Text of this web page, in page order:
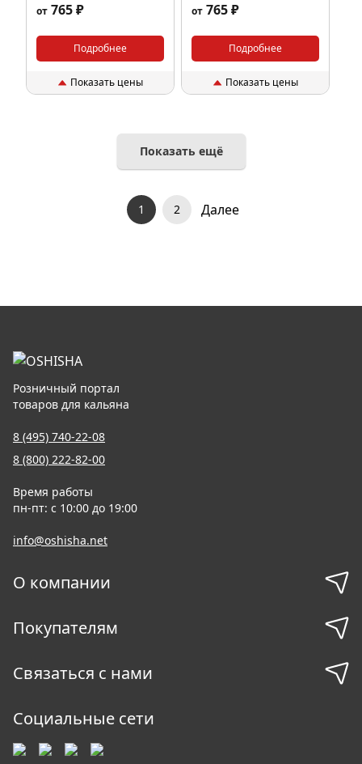
от 765 ₽
Подробнее
Показать цены
от 765 ₽
Подробнее
Показать цены
Показать ещё
1 2 Далее
Розничный портал
товаров для кальяна
8 (495) 740-22-08
8 (800) 222-82-00
Время работы
пн-пт: с 10:00 до 19:00
info@oshisha.net
О компании
Покупателям
Связаться с нами
Социальные сети